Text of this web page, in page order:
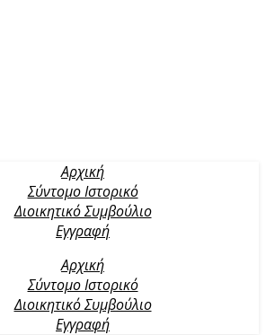
Αρχική
Σύντομο Ιστορικό
Διοικητικό Συμβούλιο
Εγγραφή
Αρχική
Σύντομο Ιστορικό
Διοικητικό Συμβούλιο
Εγγραφή